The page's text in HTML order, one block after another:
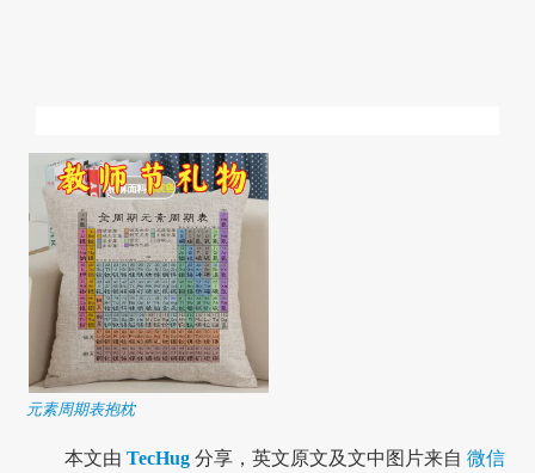
元素周期表抱枕
本文由TecHug 分享，英文原文及文中图片来自微信